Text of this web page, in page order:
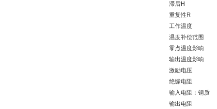
滞后H
重复性R
工作温度
温度补偿范围
零点温度影响
输出温度影响
激励电压
绝缘电阻
输入电阻：钢质
输出电阻